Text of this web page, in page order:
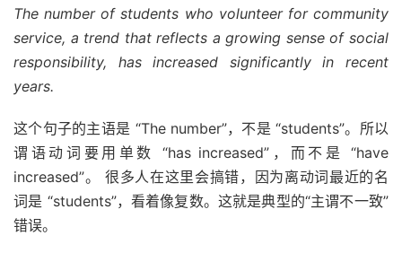
The number of students who volunteer for community
service, a trend that reflects a growing sense of social
responsibility, has increased significantly in recent
years.
这个句子的主语是 “The number”，不是 “students”。所以
谓语动词要用单数 “has increased”，而不是 “have
increased”。 很多人在这里会搞错，因为离动词最近的名
词是 “students”，看着像复数。这就是典型的“主谓不一致”
错误。